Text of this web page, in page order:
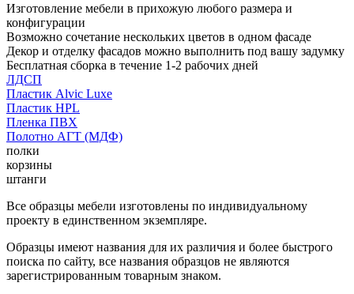
Изготовление мебели в прихожую любого размера и
конфигурации
Возможно сочетание нескольких цветов в одном фасаде
Декор и отделку фасадов можно выполнить под вашу задумку
Бесплатная сборка в течение 1-2 рабочих дней
ЛДСП
Пластик Alvic Luxe
Пластик HPL
Пленка ПВХ
Полотно АГТ (МДФ)
полки
корзины
штанги
Все образцы мебели изготовлены по индивидуальному
проекту в единственном экземпляре.
Образцы имеют названия для их различия и более быстрого
поиска по сайту, все названия образцов не являются
зарегистрированным товарным знаком.